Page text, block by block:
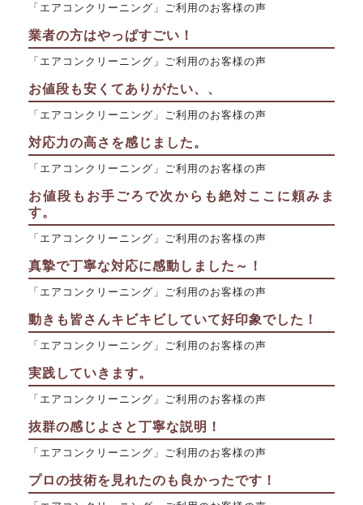
「エアコンクリーニング」ご利用のお客様の声
業者の方はやっぱすごい！
「エアコンクリーニング」ご利用のお客様の声
お値段も安くてありがたい、、
「エアコンクリーニング」ご利用のお客様の声
対応力の高さを感じました。
「エアコンクリーニング」ご利用のお客様の声
お値段もお手ごろで次からも絶対ここに頼みま
す。
「エアコンクリーニング」ご利用のお客様の声
真摯で丁寧な対応に感動しました～！
「エアコンクリーニング」ご利用のお客様の声
動きも皆さんキビキビしていて好印象でした！
「エアコンクリーニング」ご利用のお客様の声
実践していきます。
「エアコンクリーニング」ご利用のお客様の声
抜群の感じよさと丁寧な説明！
「エアコンクリーニング」ご利用のお客様の声
プロの技術を見れたのも良かったです！